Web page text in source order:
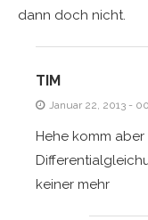
dann doch nicht.
TIM
Januar 22, 2013 -
Hehe komm
keiner mehr